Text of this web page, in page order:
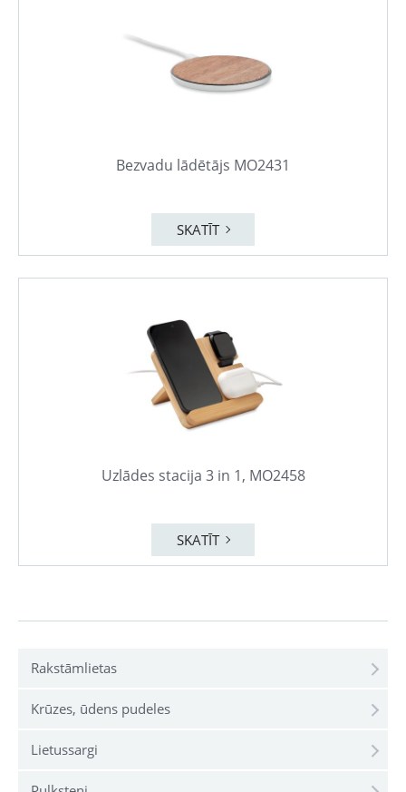
Rakstāmlietas
Krūzes, ūdens pudeles
Lietussargi
Bezvadu lādētājs MO2431
SKATĪT
Uzlādes stacija 3 in 1, MO2458
SKATĪT